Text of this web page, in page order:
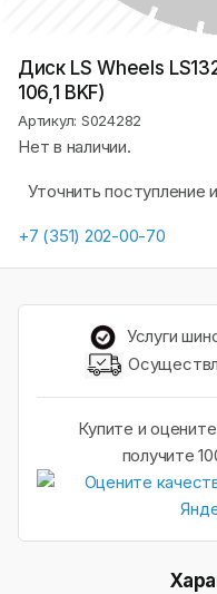
Диск LS Wheels
106,1 BKF)
Артикул: S024282
Нет в наличии.
Уточнить
+7 (351) 202-00-70
Услуги
Купите и
получите